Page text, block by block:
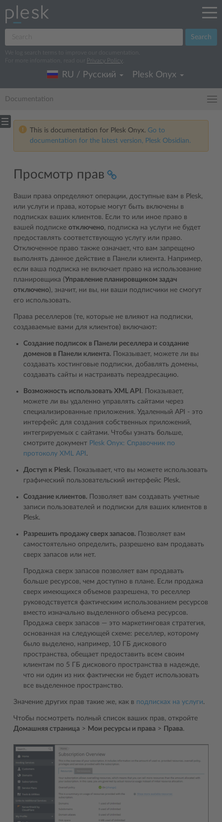
Search
We log search terms to improve our documentation.
For more information, read our
Privacy Policy
RU / Русский Plesk Onyx
Documentation
This is documentation for Plesk Onyx. Go to
documentation for the latest version, Plesk Obsidian.
Просмотр прав
Ваши права определяют операции, доступные вам в Plesk,
или услуги и права, которые могут быть включены в
подписках ваших клиентов. Если то или иное право в
вашей подписке отключено, подписка на услуги не будет
предоставлять соответствующую услугу или право.
Отключенное право также означает, что вам запрещено
выполнять данное действие в Панели клиента. Например,
если ваша подписка не включает право на использование
планировщика (Управление планировщиком задач
отключено), значит, ни вы, ни ваши подписчики не смогут
его использовать.
Права реселлеров (те, которые не влияют на подписки,
создаваемые вами для клиентов) включают:
Создание подписок в Панели реселлера и создание
доменов в Панели клиента. Показывает, можете ли вы
создавать хостинговые подписки, добавлять домены,
создавать сайты и настраивать переадресацию.
Возможность использовать XML API . Показывает,
можете ли вы удаленно управлять сайтами через
специализированные приложения. Удаленный API - это
интерфейс для создания собственных приложений,
интегрируемых с сайтами. Чтобы узнать больше,
смотрите документ Plesk Onyx: Справочник по
протоколу XML API .
Доступ к Plesk. Показывает, что вы можете использовать
графический пользовательский интерфейс Plesk.
Создание клиентов. Позволяет вам создавать учетные
записи пользователей и подписки для ваших клиентов в
Plesk.
Разрешить продажу сверх запасов. Позволяет вам
самостоятельно определить, разрешено вам продавать
сверх запасов или нет.
Продажа сверх запасов позволяет вам продавать
больше ресурсов, чем доступно в плане. Если продажа
сверх имеющихся объемов разрешена, то реселлер
руководствуется фактическим использованием ресурсов
вместо изначально выделенного объема ресурсов.
Продажа сверх запасов ― это маркетинговая стратегия,
основанная на следующей схеме: реселлер, которому
было выделено, например, 10 ГБ дискового
пространства, обещает предоставить всем своим
клиентам по 5 ГБ дискового пространства в надежде,
что ни один из них фактически не будет использовать
все выделенное пространство.
Значение других прав такие же, как в подписках на услуги.
Чтобы посмотреть полный список ваших прав, откройте
Домашняя страница > Мои ресурсы и права > Права.